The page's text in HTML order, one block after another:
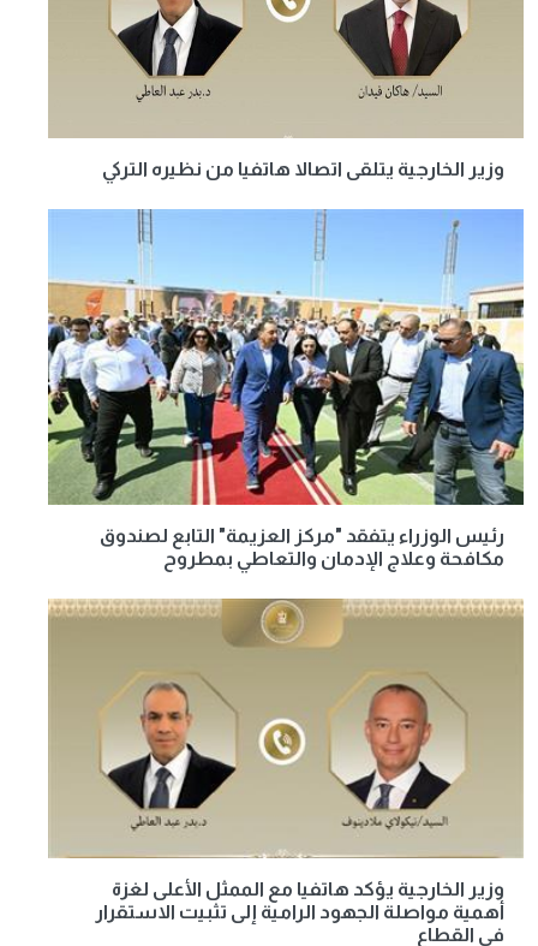
وزير الخارجية يتلقى اتصالا هاتفيا من نظيره التركي
رئيس الوزراء يتفقد "مركز العزيمة" التابع لصندوق
مكافحة وعلاج الإدمان والتعاطي بمطروح
وزير الخارجية يؤكد هاتفيا مع الممثل الأعلى لغزة
أهمية مواصلة الجهود الرامية إلى تثبيت الاستقرار
في القطاع